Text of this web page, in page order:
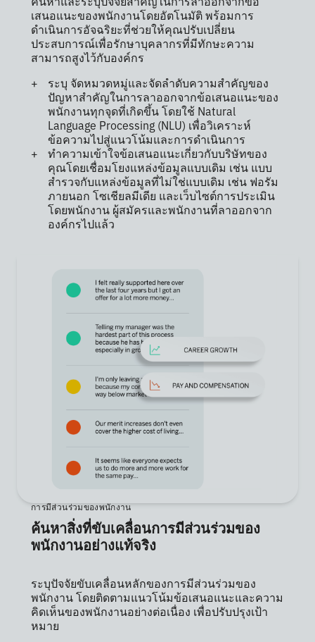
เสนอแนะของพนักงานโดยอัตโนมัติ พร้อมการ
ดำเนินการอัจฉริยะที่ช่วยให้คุณปรับเปลี่ยน
ประสบการณ์เพื่อรักษาบุคลากรที่มีทักษะความ
สามารถสูงไว้กับองค์กร
ระบุ จัดหมวดหมู่และจัดลำดับความสำคัญของ
ปัญหาสำคัญในการลาออกจากข้อเสนอแนะของ
พนักงานทุกจุดที่เกิดขึ้น โดยใช้ Natural
Language Processing (NLU) เพื่อวิเคราะห์
ข้อความไปสู่แนวโน้มและการดำเนินการ
ทำความเข้าใจข้อเสนอแนะเกี่ยวกับบริษัทของ
คุณโดยเชื่อมโยงแหล่งข้อมูลแบบเดิม เช่น แบบ
สำรวจกับแหล่งข้อมูลที่ไม่ใช่แบบเดิม เช่น ฟอรัม
ภายนอก โซเชียลมีเดีย และเว็บไซต์การประเมิน
โดยพนักงาน ผู้สมัครและพนักงานที่ลาออกจาก
องค์กรไปแล้ว
การมีส่วนร่วมของพนักงาน
ค้นหาสิ่งที่ขับเคลื่อนการมีส่วนร่วมของ
พนักงานอย่างแท้จริง
ระบุปัจจัยขับเคลื่อนหลักของการมีส่วนร่วมของ
พนักงาน โดยติดตามแนวโน้มข้อเสนอแนะและความ
คิดเห็นของพนักงานอย่างต่อเนื่อง เพื่อปรับปรุงเป้า
หมาย